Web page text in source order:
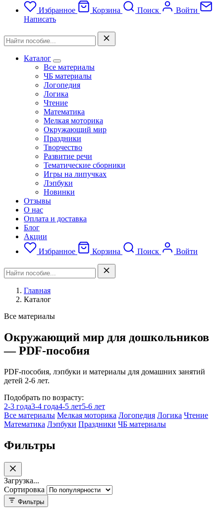
Избранное
Корзина Поиск
Войти
Написать
Каталог
Все материалы
ЧБ материалы
Логопедия
Логика
Чтение
Математика
Мелкая моторика
Окружающий мир
Праздники
Творчество
Развитие речи
Тематические сборники
Игры на липучках
Лэпбуки
Новинки
Отзывы
О нас
Оплата и доставка
Блог
Акции
Избранное
Корзина Поиск Войти
Главная
Каталог
Все материалы
Окружающий мир для дошкольников
— PDF-пособия
PDF-пособия, лэпбуки и материалы для домашних занятий
детей 2-6 лет.
Подобрать по возрасту:
2-3 года3-4 года4-5 лет5-6 лет
Все материалы Мелкая моторика Логопедия Логика Чтение
Математика Лэпбуки Праздники ЧБ материалы
Фильтры
Загрузка...
Сортировка
Фильтры